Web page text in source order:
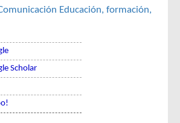
Educación, formación,
Scholar